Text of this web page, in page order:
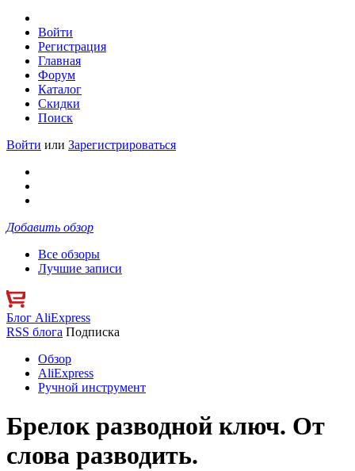
Войти
Регистрация
Главная
Форум
Каталог
Скидки
Поиск
Войти или Зарегистрироваться
Добавить обзор
Все обзоры
Лучшие записи
Блог AliExpress
RSS блога Подписка
Обзор
AliExpress
Ручной инструмент
Брелок разводной ключ. От
слова разводить.